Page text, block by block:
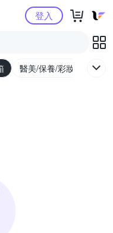
購物中心登入
醫美/保養/彩妝/香水